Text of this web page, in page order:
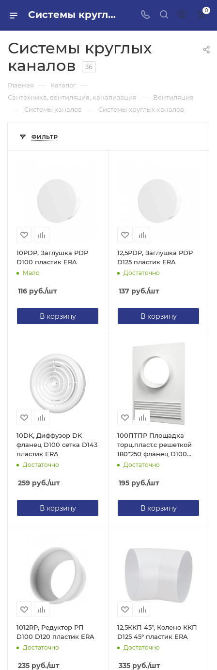
Системы круглых каналов в ПИЛОН — купить стройматериалы в интернет-магазине ПИЛОН с доставкой оптом и в розницу 0
Системы круглых
каналов
36
Главная — Каталог —
Сантехника, вентиляция, канализация — Вентиляция
— Системы каналов — Системы круглых каналов
ФИЛЬТР
10PDP, Заглушка PDP
D100 пластик ERA
Мало
116 руб./шт
В корзину
12,5PDP, Заглушка PDP
D125 пластик ERA
Достаточно
137 руб./шт
В корзину
10DK, Диффузор DK
фланец D100 сетка D143
пластик ERA
Достаточно
259 руб./шт
В корзину
100ПТПР Площадка
торц.пласт.с решеткой
180*250 фланец D100
(ЭРА)
Достаточно
195 руб./шт
В корзину
1012RP, Редуктор РП
D100 D120 пластик ERA
Достаточно
235 руб./шт
12,5ККП 45°, Колено ККП
D125 45° пластик ERA
Достаточно
335 руб./шт